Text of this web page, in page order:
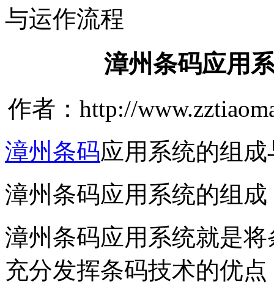
与运作流程
漳州条码应用
作者：http://
漳州条码应用系统的组
漳州条码应用系统的组成
漳州条码应用系统就是
充分发挥条码技术的优